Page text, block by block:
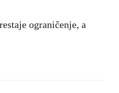
ograničenje, a